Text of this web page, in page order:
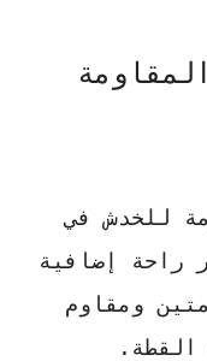
للخدش في
راحة إضافية
ومقاوم